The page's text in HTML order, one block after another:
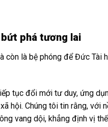
phá tương lai
còn là bệ phóng để Đức Tài
tục đổi mới tư duy, ứng
hội. Chúng tôi tin rằng, với
vang dội, khẳng định vị